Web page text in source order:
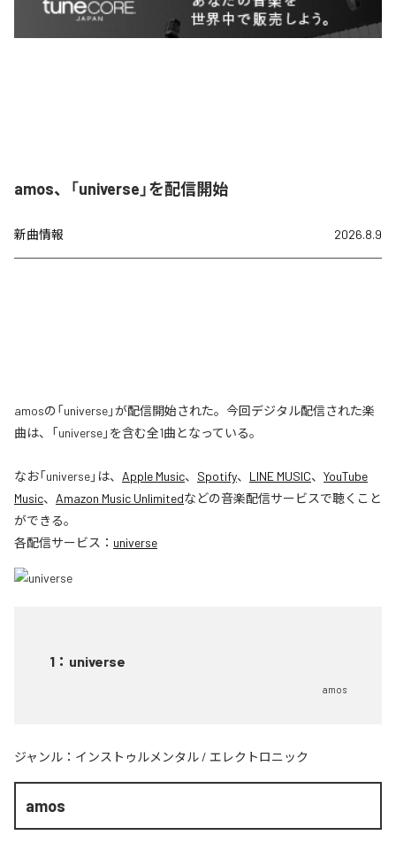
amos、「universe」を配信開始
新曲情報 2026.8.9
amosの「universe」が配信開始された。今回デジタル配信された楽
曲は、「universe」を含む全1曲となっている。
なお「universe」は、 Apple Music、 Spotify、 LINE MUSIC、 YouTube
Music、 Amazon Music Unlimitedなどの音楽配信サービスで聴くこと
ができる。
各配信サービス： universe
1 ： universe
amos
ジャンル： インストゥルメンタル / エレクトロニック
amos